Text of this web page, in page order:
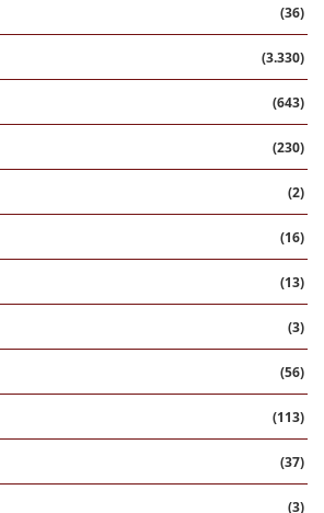
(36)
(3.330)
(643)
(230)
(2)
(16)
(13)
(3)
(56)
(113)
(37)
(3)